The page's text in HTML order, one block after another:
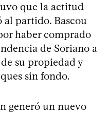
que la actitud
partido. Bascou
haber comprado
de Soriano a
su propiedad y
sin fondo.
generó un nuevo